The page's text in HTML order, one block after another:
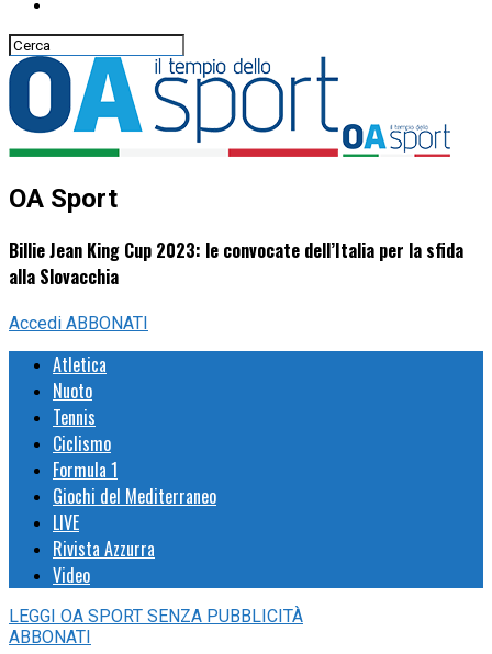
OA Sport
Billie Jean King Cup 2023: le convocate dell’Italia per la sfida
alla Slovacchia
Accedi ABBONATI
Atletica
Nuoto
Tennis
Ciclismo
Formula 1
Giochi del Mediterraneo
LIVE
Rivista Azzurra
Video
LEGGI OA SPORT SENZA PUBBLICITÀ
ABBONATI